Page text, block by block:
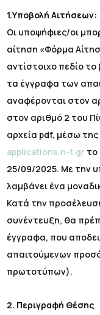
1.Υποβολή Αιτήσεων:
Οι υποψήφιες/οι
αίτηση «Φόρμα
αντίστοιχο πεδίο
τα έγγραφα των
αναφέρονται στον
στον αριθμό 2 του
αρχεία pdf, μέσω
applications.n-t.gr το
25/09/2025. Με την
λαμβάνει ένα
Κατά την
συνέντευξη, θα
έγγραφα, που
απαιτούμενων
πρωτοτύπων).
2. Περιγραφή Θέσης